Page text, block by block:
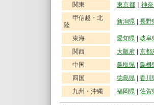
関東 東京都 神
甲信越・北
陸
新潟県 長野
東海 愛知県 岐阜
関西
大阪府 京都
中国
鳥取県 島根
四国
徳島県 香川
九州・沖縄
福岡県 佐賀